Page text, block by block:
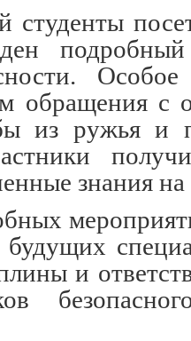
студенты
обращения с
из ружья и
знания на
и